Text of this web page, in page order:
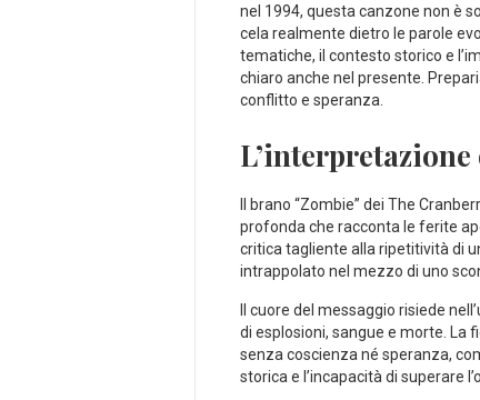
nel⁢ 1994, questa canzone non è
cela realmente dietro le parole
tematiche, il contesto storico e
chiaro anche nel presente.
conflitto e speranza.
Il brano​ “Zombie” dei The⁢
profonda che​ racconta le ferite
critica ‍tagliente alla‍ ripetitività di
intrappolato nel mezzo di uno
Il cuore del messaggio risiede
di esplosioni, sangue e morte. La
senza coscienza ‍né speranza,‌
storica​ e l’incapacità di superare